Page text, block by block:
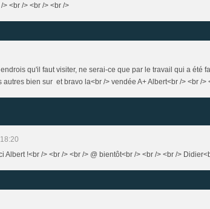
<br /> <br /> <br />
qu'il faut visiter, ne serai-ce que par le travail qui a été
bien sur et bravo la<br /> vendée A+ Albert<br /> <br />
Albert !<br /> <br /> <br /> @ bientôt<br /> <br /> <br />